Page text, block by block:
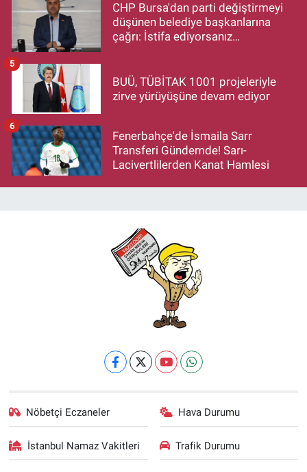
CHP Bursa'dan parti değiştirmeyi
düşünen belediye başkanlarına
çağrı: İstifa ediyorsanız
BUÜ, TÜBİTAK 1001 projeleriyle
zirve yürüyüşüne devam ediyor
5
Fenerbahçe'de İsmaila Sarr
Transferi Gündemde! Sarı-
Lacivertlilerden Kanat Hamlesi
6
Nöbetçi Eczaneler Hava Durumu
İstanbul Namaz Vakitleri Trafik Durumu